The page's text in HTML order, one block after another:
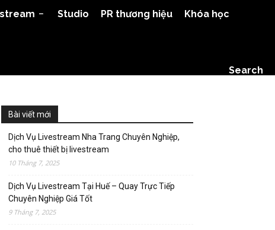
Studio PR thương hiệu Khóa học
Search
Bài viết mới
Dịch Vụ Livestream Nha Trang Chuyên Nghiệp,
cho thuê thiết bị livestream
10 Tháng 7, 2025
Dịch Vụ Livestream Tại Huế – Quay Trực Tiếp
Chuyên Nghiệp Giá Tốt
9 Tháng 7, 2025